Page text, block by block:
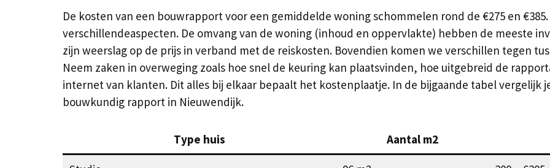
De kosten van een bouwrapport voor een gemiddelde woning schommelen rond de €275 en
verschillendeaspecten. De omvang van de woning (inhoud en oppervlakte) hebben de meeste
zijn weerslag op de prijs in verband met de reiskosten. Bovendien komen we verschillen tegen
Neem zaken in overweging zoals hoe snel de keuring kan plaatsvinden, hoe uitgebreid de
internet van klanten. Dit alles bij elkaar bepaalt het kostenplaatje. In de bijgaande tabel vergelijk
bouwkundig rapport in Nieuwendijk.
Type huis Aantal m2